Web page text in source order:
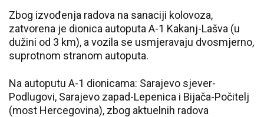
Zbog izvođenja radova na sanaciji kolovoza,
zatvorena je dionica autoputa A-1 Kakanj-Lašva (u
dužini od 3 km), a vozila se usmjeravaju dvosmjerno,
suprotnom stranom autoputa.
Na autoputu A-1 dionicama: Sarajevo sjever-
Podlugovi, Sarajevo zapad-Lepenica i Bijača-Počitelj
(most Hercegovina), zbog aktuelnih radova